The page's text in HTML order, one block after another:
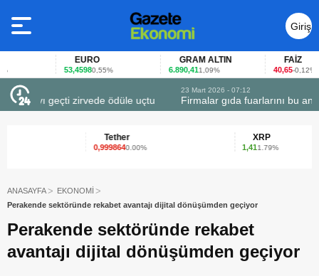
Giriş
Yap
EURO
53,45980,55%
GRAM ALTIN
6.890,411,09%
FAİZ
40,65 -0,12%
Firmalar gıda fuarlarını bu anket ile değerlendirdi
0.00% 1.79%
ANASAYFA
EKONOMİ
Perakende sektöründe rekabet avantajı dijital dönüşümden geçiyor
Perakende sektöründe rekabet
avantajı dijital dönüşümden geçiyor